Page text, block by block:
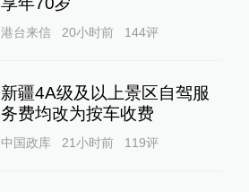
港台来信 20小时前 144评
新疆4A级及以上景区自驾服
务费均改为按车收费
中国政库 21小时前 119评